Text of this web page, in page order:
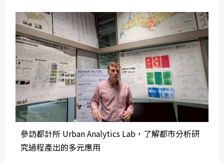
參訪都計所 Urban Analytics Lab，了解都市分析研
究過程產出的多元應用